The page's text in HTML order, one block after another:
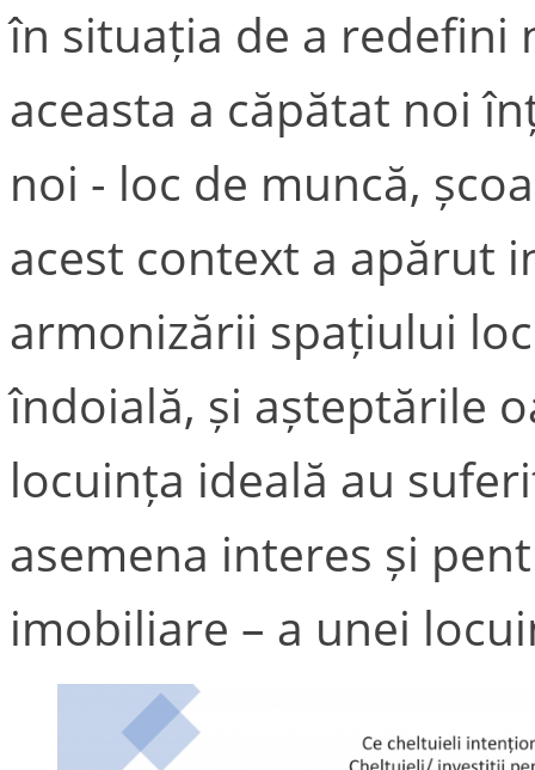
în situația de a redefini
aceasta a căpătat noi
noi - loc de muncă,
acest context a apărut
armonizării spațiului
îndoială, și așteptările
locuința ideală au
asemena interes și
imobiliare – a unei